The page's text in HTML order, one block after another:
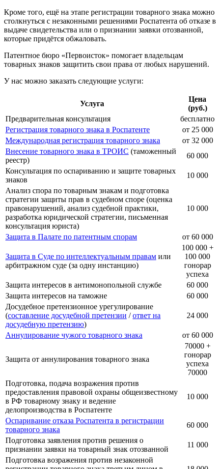
Кроме того, ещё на этапе регистрации товарного знака можно
столкнуться с незаконными решениями Роспатента об отказе в
выдаче свидетельства или о признании заявки отозванной,
которые придётся обжаловать.
Патентное бюро «Первоисток» помогает владельцам
товарных знаков защитить свои права от любых нарушений.
У нас можно заказать следующие услуги:
Услуга
Цена
(руб.)
Предварительная консультация
бесплатно
Регистрация товарного знака в Роспатенте
от 25 000
Международная регистрация товарного знака
от 32 000
Внесение товарного знака в ТРОИС (таможенный
реестр)
60 000
Консультация по оспариванию и защите товарных
знаков
10 000
Анализ спора по товарным знакам и подготовка
стратегии защиты прав в судебном споре (оценка
правонарушений, анализ судебной практики,
разработка юридической стратегии, письменная
консультация юриста)
10 000
Защита в Палате по патентным спорам от 60 000
Защита в Суде по интеллектуальным правам или
арбитражном суде (за одну инстанцию)
100 000 +
100 000
гонорар
успеха
Защита интересов в антимонопольной службе
60 000
Защита интересов на таможне
60 000
Досудебное претензионное урегулирование
(составление досудебной претензии /ответ на
досудебную претензию)
24 000
Аннулирование чужого товарного знака от 60 000
Защита от аннулирования товарного знака
70000 +
гонорар
успеха
70000
Подготовка, подача возражения против
предоставления правовой охраны общеизвестному
в РФ товарному знаку и ведение
делопроизводства в Роспатенте
10 000
Оспаривание отказа Роспатента в регистрации
товарного знака
60 000
Подготовка заявления против решения о
признании заявки на товарный знак отозванной
11 000
Подготовка возражения против незаконной